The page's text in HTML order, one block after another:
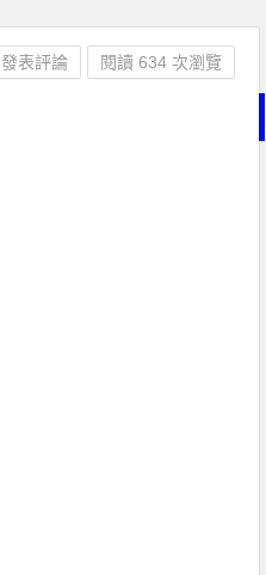
發表評論 閱讀 634 次瀏覽